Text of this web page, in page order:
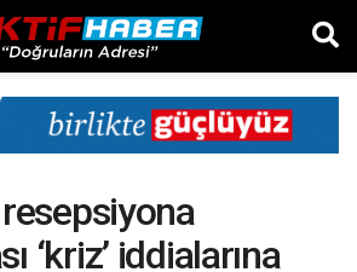
resepsiyona
‘kriz’ iddialarına